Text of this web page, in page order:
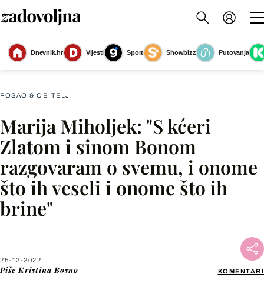
Dnevnik.hr Vijesti Sport Showbizz
Putovanja
Marija Miholjek
(Foto: Cropix)
POSAO & OBITELJ
Marija Miholjek: "S kćeri
Zlatom i sinom Bonom
razgovaram o svemu, i onome
što ih veseli i onome što ih
brine"
25-12-2022
Piše Kristina Bosno KOMENTARI
Facebook
X